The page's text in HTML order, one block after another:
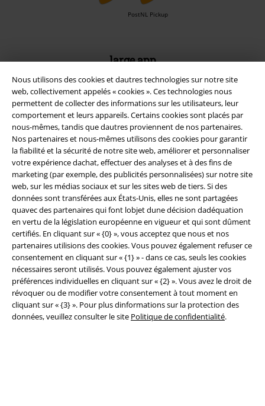
Nous utilisons des cookies et dautres technologies sur notre site
web, collectivement appelés « cookies ». Ces technologies nous
permettent de collecter des informations sur les utilisateurs, leur
comportement et leurs appareils. Certains cookies sont placés par
nous-mêmes, tandis que dautres proviennent de nos partenaires.
Nos partenaires et nous-mêmes utilisons des cookies pour garantir
la fiabilité et la sécurité de notre site web, améliorer et personnaliser
votre expérience dachat, effectuer des analyses et à des fins de
marketing (par exemple, des publicités personnalisées) sur notre site
web, sur les médias sociaux et sur les sites web de tiers. Si des
données sont transférées aux États-Unis, elles ne sont partagées
quavec des partenaires qui font lobjet dune décision dadéquation
en vertu de la législation européenne en vigueur et qui sont dûment
certifiés. En cliquant sur « {0} », vous acceptez que nous et nos
partenaires utilisions des cookies. Vous pouvez également refuser ce
consentement en cliquant sur « {1} » - dans ce cas, seuls les cookies
nécessaires seront utilisés. Vous pouvez également ajuster vos
préférences individuelles en cliquant sur « {2} ». Vous avez le droit de
révoquer ou de modifier votre consentement à tout moment en
cliquant sur « {3} ». Pour plus dinformations sur la protection des
données, veuillez consulter le site Politique de confidentialité.
PostNL Pickup
large app
Téléchargez la nouvelle Appli large gratuitement et profitez de tous
ses avantages et de toutes ses fonctionnalités.
A Warner Music Group Company
Sécurité